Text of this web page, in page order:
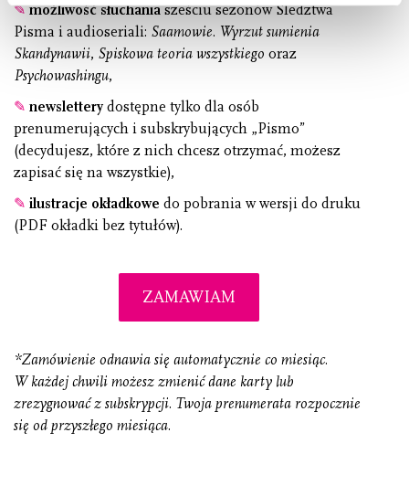
✎możliwość słuchaniasześciu sezonów Śledztwa
Pisma i audioseriali: Saamowie. Wyrzut sumienia
Skandynawii, Spiskowa teoria wszystkiego oraz
Psychowashingu,
✎ newslettery dostępne tylko dla osób
prenumerujących i subskrybujących „Pismo”
(decydujesz, które z nich chcesz otrzymać, możesz
zapisać się na wszystkie),
✎ ilustracje okładkowe do pobrania w wersji do druku
(PDF okładki bez tytułów).
ZAMAWIAM
*Zamówienie odnawia się automatycznie co miesiąc.
W każdej chwili możesz zmienić dane karty lub
zrezygnować z subskrypcji. Twoja prenumerata rozpocznie
się od przyszłego miesiąca.